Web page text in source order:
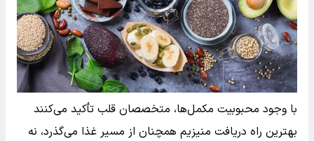
با وجود محبوبیت مکمل‌ها، متخصصان قلب تأکید می‌کنند
بهترین راه دریافت منیزیم همچنان از مسیر غذا می‌گذرد، نه